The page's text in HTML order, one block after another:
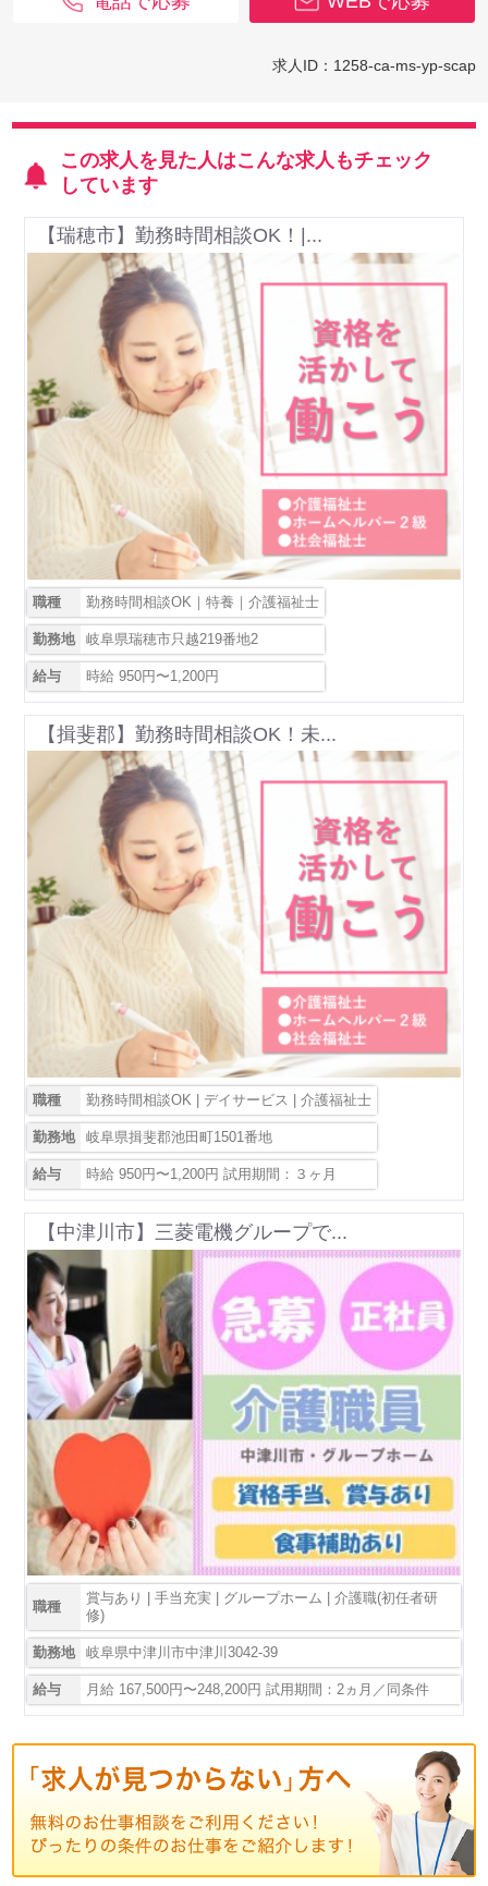
求人ID：1258-ca-ms-yp-scap
この求人を見た人はこんな求人もチェック
しています
【瑞穂市】勤務時間相談OK！|...
職種 勤務時間相談OK｜特養｜介護福祉士
勤務地 岐阜県瑞穂市只越219番地2
給与 時給 950円〜1,200円
【揖斐郡】勤務時間相談OK！未...
職種 勤務時間相談OK | デイサービス | 介護福祉士
勤務地 岐阜県揖斐郡池田町1501番地
給与 時給 950円〜1,200円 試用期間：３ヶ月
【中津川市】三菱電機グループで...
職種
賞与あり | 手当充実 | グループホーム | 介護職(初任者研
修)
勤務地 岐阜県中津川市中津川3042-39
給与 月給 167,500円〜248,200円 試用期間：2ヵ月／同条件